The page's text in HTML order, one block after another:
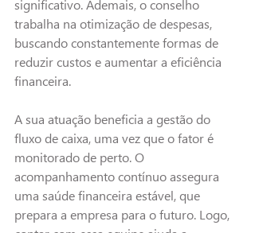
significativo. Ademais, o conselho
trabalha na otimização de despesas,
buscando constantemente formas de
reduzir custos e aumentar a eficiência
financeira.
A sua atuação beneficia a gestão do
fluxo de caixa, uma vez que o fator é
monitorado de perto. O
acompanhamento contínuo assegura
uma saúde financeira estável, que
prepara a empresa para o futuro. Logo,